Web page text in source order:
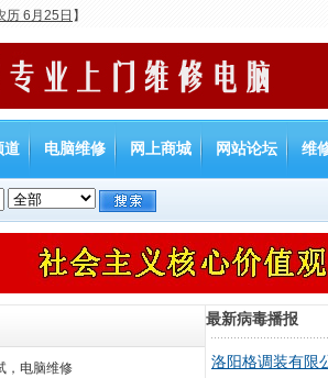
历 6月25日 】
道 电脑维修 网上商城 网站论坛 维
，电脑维修
最新病毒播报
洛阳格调装有限